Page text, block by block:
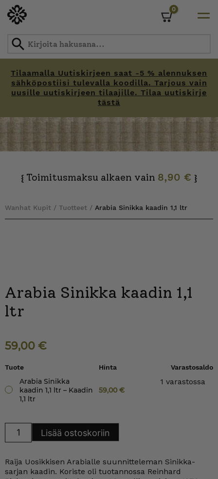
Tilaamalla Uutiskirjeen saat -5 % alennuksen
sähköpostiisi tulevalla koodilla. Tarjous vain
uusille uutiskirjeen tilaajille. Tilaa uutiskirje
tästä
0
{ Toimitusmaksu alkaen vain 8,90 € }
Wanhat Kupit / Tuotteet / Arabia Sinikka kaadin 1,1 ltr
Arabia Sinikka kaadin 1,1
ltr
59,00 €
Tuote Hinta Varastosaldo
Arabia Sinikka
kaadin 1,1 ltr – Kaadin
1,1 ltr
59,00€
1 varastossa
Sinikka
määrä
Lisää ostoskoriin
Raija Uosikkisen Arabialle suunnitteleman Sinikka-
sarjan kaadin. Koriste oli tuotannossa Reinhard